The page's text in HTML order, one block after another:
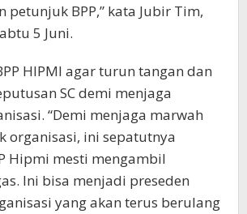
petunjuk BPP,” kata Jubir Tim,
5 Juni.
HIPMI agar turun tangan dan
SC demi menjaga
“Demi menjaga marwah
organisasi, ini sepatutnya
Hipmi mesti mengambil
Ini bisa menjadi preseden
yang akan terus berulang